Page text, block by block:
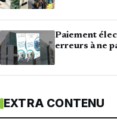
Paiement
erreurs à ne
EXTRA CONTENU